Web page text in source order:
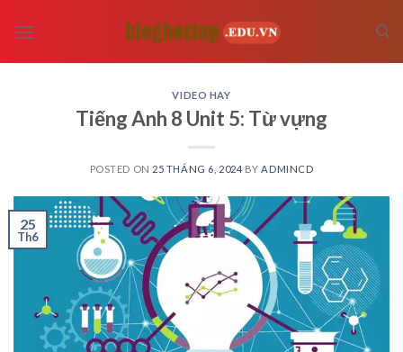
VIDEO HAY
Tiếng Anh 8 Unit 5: Từ vựng
POSTED ON 25 THÁNG 6, 2024 BY ADMINCD
25
Th6